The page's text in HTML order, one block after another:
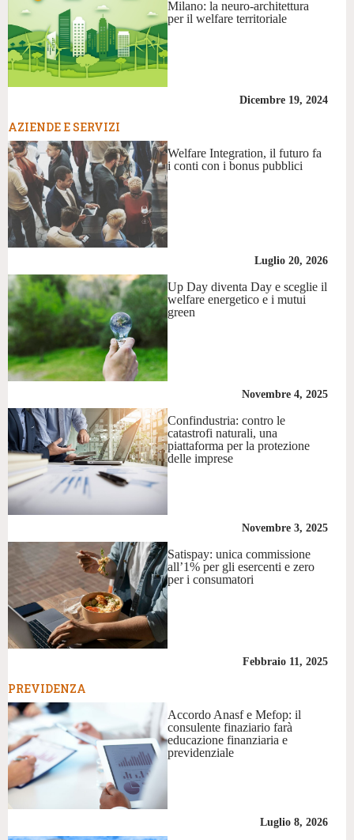
Milano: la neuro-architettura
per il welfare territoriale
Dicembre 19, 2024
AZIENDE E SERVIZI
Welfare Integration, il futuro fa
i conti con i bonus pubblici
Luglio 20, 2026
Up Day diventa Day e sceglie il
welfare energetico e i mutui
green
Novembre 4, 2025
Confindustria: contro le
catastrofi naturali, una
piattaforma per la protezione
delle imprese
Novembre 3, 2025
Satispay: unica commissione
all’1% per gli esercenti e zero
per i consumatori
Febbraio 11, 2025
PREVIDENZA
Accordo Anasf e Mefop: il
consulente finaziario farà
educazione finanziaria e
previdenziale
Luglio 8, 2026